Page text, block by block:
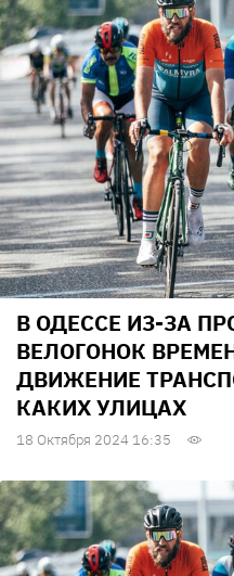
В ОДЕССЕ ИЗ-ЗА
ВЕЛОГОНОК
ДВИЖЕНИЕ
КАКИХ УЛИЦАХ
18 Октября 2024 16:35